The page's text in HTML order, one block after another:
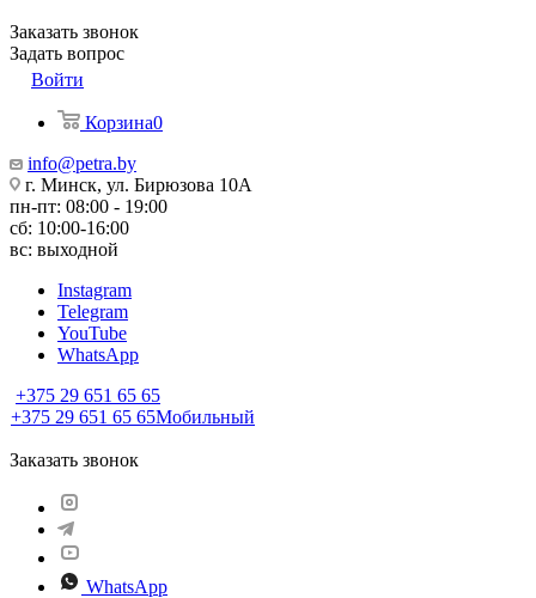
Заказать звонок
Задать вопрос
Войти
Корзина0
info@petra.by
г. Минск, ул. Бирюзова 10А
пн-пт: 08:00 - 19:00
сб: 10:00-16:00
вс: выходной
Instagram
Telegram
YouTube
WhatsApp
+375 29 651 65 65
+375 29 651 65 65Мобильный
Заказать звонок
WhatsApp